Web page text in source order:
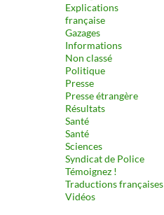
Explications
française
Gazages
Informations
Non classé
Politique
Presse
Presse étrangère
Résultats
Santé
Santé
Sciences
Syndicat de Police
Témoignez !
Traductions françaises
Vidéos